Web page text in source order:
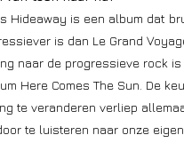
Hideaway is een album dat
is dan Le Grand
naar de progressieve rock is
Here Comes The Sun. De
te veranderen verliep
te luisteren naar onze